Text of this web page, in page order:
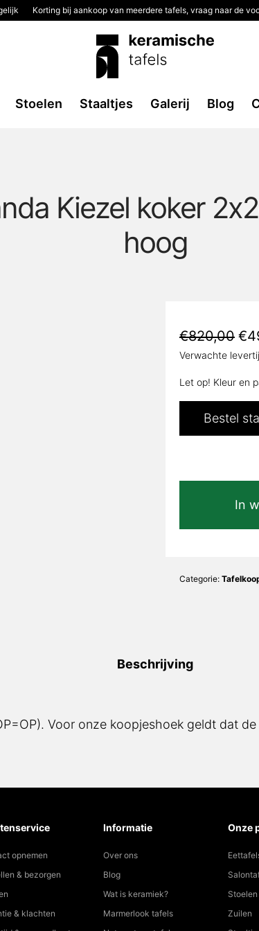
Korting bij aankoop van meerdere tafels, vraag naar de
Stoelen Staaltjes Galerij Blog
Kiezel koker
hoog
€820,00 €
Verwachte
Let op! Kleur en
Bestel
2x2cm
hoog
In
Categorie:
Beschrijving
Voor onze koopjeshoek geldt dat
opnemen
& bezorgen
& klachten
Informatie
Over ons
Blog
Wat is keramiek?
Marmerlook tafels
Onze
Stoelen
Zuilen